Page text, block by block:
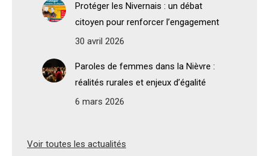
Protéger les Nivernais : un débat
citoyen pour renforcer l’engagement
30 avril 2026
Paroles de femmes dans la Nièvre :
réalités rurales et enjeux d’égalité
6 mars 2026
Voir toutes les actualités